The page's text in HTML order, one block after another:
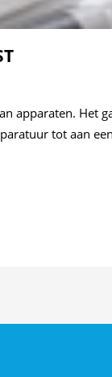
apparaten. Het
tot aan